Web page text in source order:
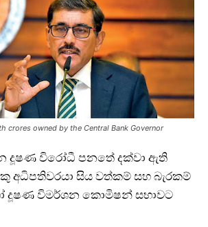
crores owned by the Central Bank Governor
දූෂණ විරෝධී පනතේ දක්වා ඇති
අධිපතිවරයා සිය වත්කම් සහ බැරකම්
දූෂණ විමර්ශන කොමිෂන් සභාවට